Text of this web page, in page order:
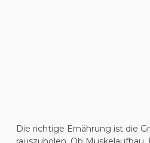
Die richtige Ernährung ist die